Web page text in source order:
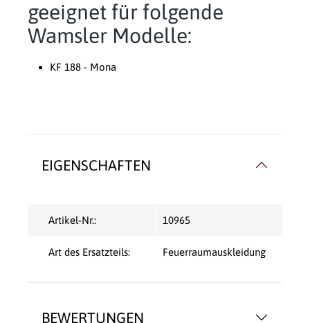
geeignet für folgende
Wamsler Modelle:
KF 188 - Mona
BEWERTUNGEN
EIGENSCHAFTEN
Artikel-Nr.: 10965
Art des Ersatzteils: Feuerraumauskleidung